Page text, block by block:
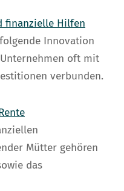
finanzielle Hilfen
Innovation
oft mit
verbunden.
Mütter gehören
das